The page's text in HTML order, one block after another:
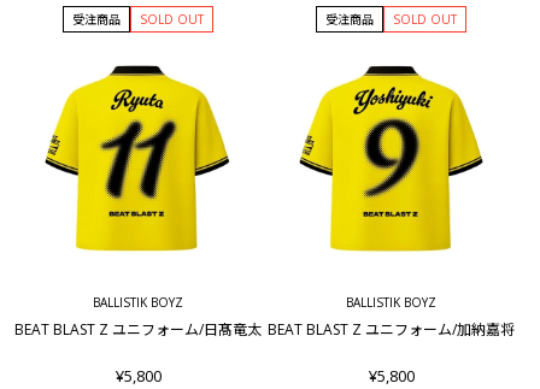
受注商品 SOLD OUT 受注商品 SOLD OUT
BALLISTIK BOYZ
BEAT BLAST Z ユニフォーム/日髙竜太
¥5,800
BALLISTIK BOYZ
BEAT BLAST Z ユニフォーム/加納嘉将
¥5,800